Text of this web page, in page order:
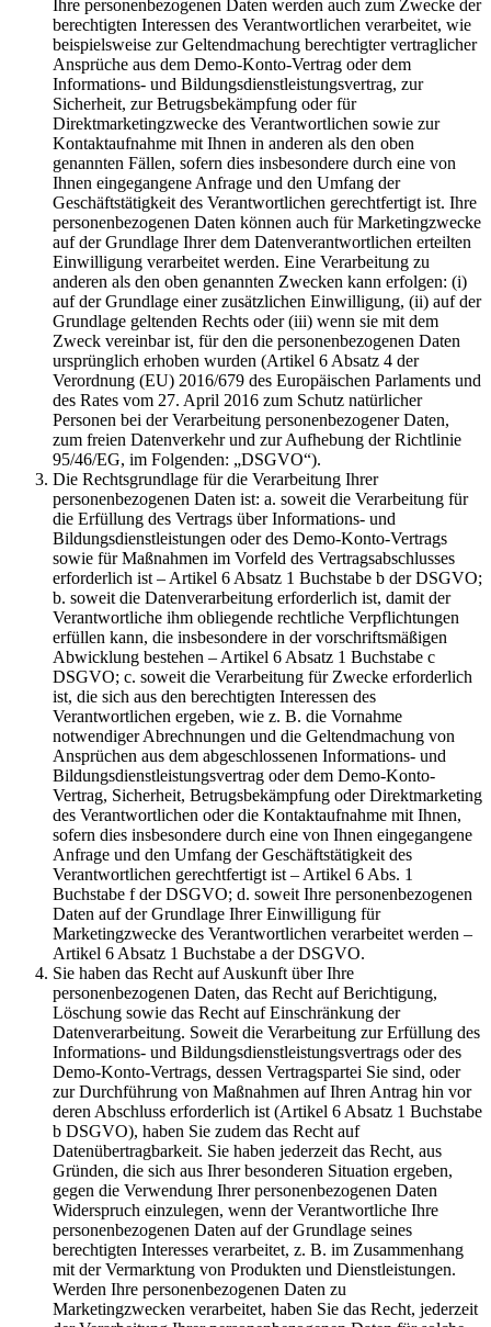
Ihre personenbezogenen Daten werden auch zum Zwecke der
berechtigten Interessen des Verantwortlichen verarbeitet, wie
beispielsweise zur Geltendmachung berechtigter vertraglicher
Ansprüche aus dem Demo-Konto-Vertrag oder dem
Informations- und Bildungsdienstleistungsvertrag, zur
Sicherheit, zur Betrugsbekämpfung oder für
Direktmarketingzwecke des Verantwortlichen sowie zur
Kontaktaufnahme mit Ihnen in anderen als den oben
genannten Fällen, sofern dies insbesondere durch eine von
Ihnen eingegangene Anfrage und den Umfang der
Geschäftstätigkeit des Verantwortlichen gerechtfertigt ist. Ihre
personenbezogenen Daten können auch für Marketingzwecke
auf der Grundlage Ihrer dem Datenverantwortlichen erteilten
Einwilligung verarbeitet werden. Eine Verarbeitung zu
anderen als den oben genannten Zwecken kann erfolgen: (i)
auf der Grundlage einer zusätzlichen Einwilligung, (ii) auf der
Grundlage geltenden Rechts oder (iii) wenn sie mit dem
Zweck vereinbar ist, für den die personenbezogenen Daten
ursprünglich erhoben wurden (Artikel 6 Absatz 4 der
Verordnung (EU) 2016/679 des Europäischen Parlaments und
des Rates vom 27. April 2016 zum Schutz natürlicher
Personen bei der Verarbeitung personenbezogener Daten,
zum freien Datenverkehr und zur Aufhebung der Richtlinie
95/46/EG, im Folgenden: „DSGVO“).
Die Rechtsgrundlage für die Verarbeitung Ihrer
personenbezogenen Daten ist: a. soweit die Verarbeitung für
die Erfüllung des Vertrags über Informations- und
Bildungsdienstleistungen oder des Demo-Konto-Vertrags
sowie für Maßnahmen im Vorfeld des Vertragsabschlusses
erforderlich ist – Artikel 6 Absatz 1 Buchstabe b der DSGVO;
b. soweit die Datenverarbeitung erforderlich ist, damit der
Verantwortliche ihm obliegende rechtliche Verpflichtungen
erfüllen kann, die insbesondere in der vorschriftsmäßigen
Abwicklung bestehen – Artikel 6 Absatz 1 Buchstabe c
DSGVO; c. soweit die Verarbeitung für Zwecke erforderlich
ist, die sich aus den berechtigten Interessen des
Verantwortlichen ergeben, wie z. B. die Vornahme
notwendiger Abrechnungen und die Geltendmachung von
Ansprüchen aus dem abgeschlossenen Informations- und
Bildungsdienstleistungsvertrag oder dem Demo-Konto-
Vertrag, Sicherheit, Betrugsbekämpfung oder Direktmarketing
des Verantwortlichen oder die Kontaktaufnahme mit Ihnen,
sofern dies insbesondere durch eine von Ihnen eingegangene
Anfrage und den Umfang der Geschäftstätigkeit des
Verantwortlichen gerechtfertigt ist – Artikel 6 Abs. 1
Buchstabe f der DSGVO; d. soweit Ihre personenbezogenen
Daten auf der Grundlage Ihrer Einwilligung für
Marketingzwecke des Verantwortlichen verarbeitet werden –
Artikel 6 Absatz 1 Buchstabe a der DSGVO.
Sie haben das Recht auf Auskunft über Ihre
personenbezogenen Daten, das Recht auf Berichtigung,
Löschung sowie das Recht auf Einschränkung der
Datenverarbeitung. Soweit die Verarbeitung zur Erfüllung des
Informations- und Bildungsdienstleistungsvertrags oder des
Demo-Konto-Vertrags, dessen Vertragspartei Sie sind, oder
zur Durchführung von Maßnahmen auf Ihren Antrag hin vor
deren Abschluss erforderlich ist (Artikel 6 Absatz 1 Buchstabe
b DSGVO), haben Sie zudem das Recht auf
Datenübertragbarkeit. Sie haben jederzeit das Recht, aus
Gründen, die sich aus Ihrer besonderen Situation ergeben,
gegen die Verwendung Ihrer personenbezogenen Daten
Widerspruch einzulegen, wenn der Verantwortliche Ihre
personenbezogenen Daten auf der Grundlage seines
berechtigten Interesses verarbeitet, z. B. im Zusammenhang
mit der Vermarktung von Produkten und Dienstleistungen.
Werden Ihre personenbezogenen Daten zu
Marketingzwecken verarbeitet, haben Sie das Recht, jederzeit